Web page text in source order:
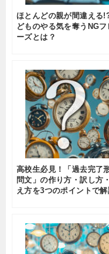
ほとんどの親が間違える
どものやる気を奪うNGフ
ーズとは？
高校生必見！「過去完了
問文」の作り方・訳し方
え方を3つのポイントで